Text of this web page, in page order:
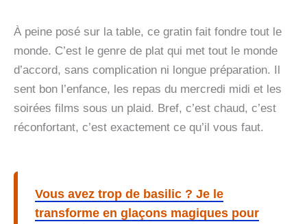
À peine posé sur la table, ce gratin fait fondre tout le
monde. C’est le genre de plat qui met tout le monde
d’accord, sans complication ni longue préparation. Il
sent bon l’enfance, les repas du mercredi midi et les
soirées films sous un plaid. Bref, c’est chaud, c’est
réconfortant, c’est exactement ce qu’il vous faut.
Vous avez trop de basilic ? Je le
transforme en glaçons magiques pour